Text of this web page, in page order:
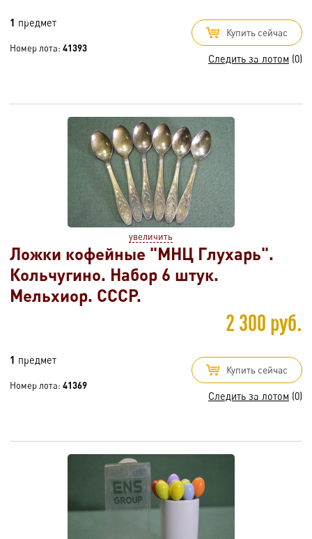
1 предмет
Номер лота: 41393
Купить сейчас
Следить за лотом (0)
увеличить
Ложки кофейные "МНЦ Глухарь".
Кольчугино. Набор 6 штук.
Мельхиор. СССР.
2 300 руб.
1 предмет
Номер лота: 41369
Купить сейчас
Следить за лотом (0)